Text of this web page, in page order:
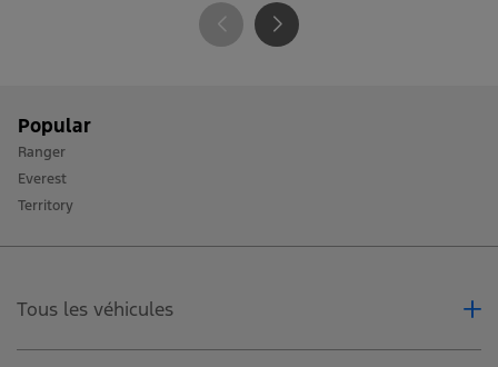
Popular
Ranger
Everest
Territory
Tous les véhicules